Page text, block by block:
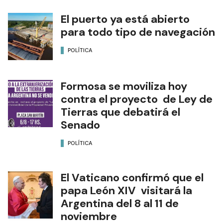
El puerto ya está abierto
para todo tipo de navegación
POLÍTICA
Formosa se moviliza hoy
contra el proyecto de Ley de
Tierras que debatirá el
Senado
POLÍTICA
El Vaticano confirmó que el
papa León XIV visitará la
Argentina del 8 al 11 de
noviembre